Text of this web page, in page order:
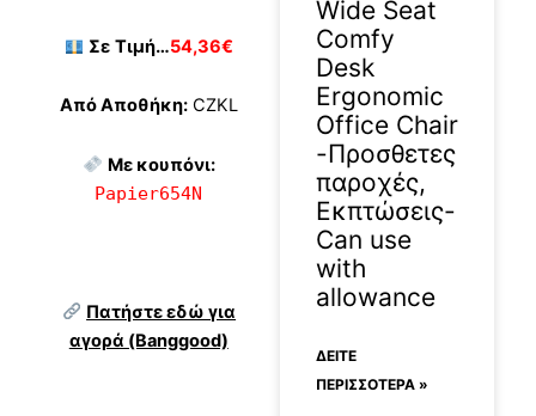
Σε Τιμή…54,36€
Από Αποθήκη:CZKL
Με κουπόνι:
Papier654N
Πατήστε εδώ για
αγορά (Banggood)
Wide Seat
Comfy
Desk
Ergonomic
Office Chair
-Προσθετες
παροχές,
Εκπτώσεις-
Can use
with
allowance
ΔΕΊΤΕ
ΠΕΡΙΣΣΟΤΕΡΑ »